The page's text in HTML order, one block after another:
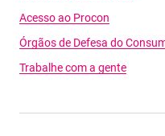
Acesso ao Procon
Órgãos de Defesa do
Trabalhe com a gente